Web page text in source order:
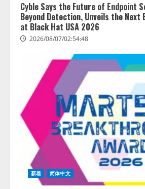
Cyble Says the Future of Endpoint
Beyond Detection, Unveils the
at Black Hat USA 2026
2026/08/07/02:54:48
新着 简体中文